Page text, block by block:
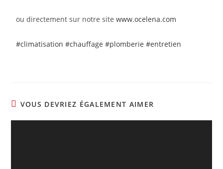
ou directement sur notre sitewww.ocelena.com
#climatisation #chauffage #plomberie #entretien
VOUS DEVRIEZ ÉGALEMENT AIMER